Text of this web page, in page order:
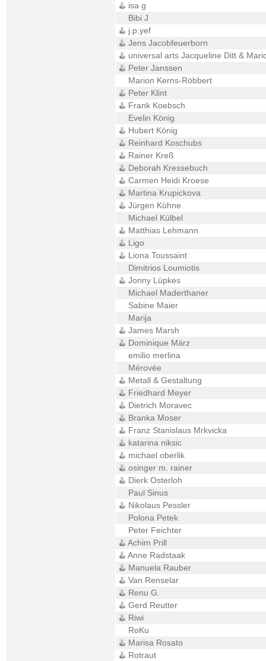
isa g
Bibi J
j.p.yef
Jens Jacobfeuerborn
universal arts Jacqueline Ditt &
Peter Janssen
Marion Kerns-Röbbert
Peter Klint
Frank Koebsch
Evelin König
Hubert König
Reinhard Koschubs
Rainer Kreß
Deborah Kressebuch
Carmen Heidi Kroese
Martina Krupickova
Jürgen Kühne
Michael Külbel
Matthias Lehmann
Ligo
Liona Toussaint
Dimitrios Loumiotis
Jonny Lüpkes
Michael Maderthaner
Sabine Maier
Marija
James Marsh
Dominique März
emilio merlina
Mérovée
Metall & Gestaltung
Friedhard Meyer
Dietrich Moravec
Branka Moser
Franz Stanislaus Mrkvicka
katarina niksic
michael oberlik
osinger m. rainer
Dierk Osterloh
Paul Sinus
Nikolaus Pessler
Polona Petek
Peter Feichter
Achim Prill
Anne Radstaak
Manuela Rauber
Van Renselar
Renu G.
Gerd Reutter
Riwi
RoKu
Marisa Rosato
Rotraut